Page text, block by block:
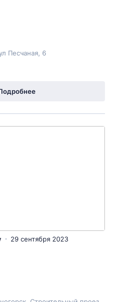
Песчаная , 6
29 сентября 2023